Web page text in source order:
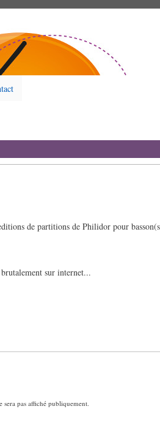
de partitions de Philidor pour
sur internet...
pas affiché publiquement.